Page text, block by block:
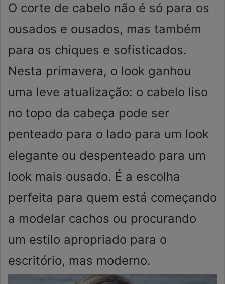
O corte de cabelo não é só para os
ousados ​​e ousados, mas também
para os chiques e sofisticados.
Nesta primavera, o look ganhou
uma leve atualização: o cabelo liso
no topo da cabeça pode ser
penteado para o lado para um look
elegante ou despenteado para um
look mais ousado. É a escolha
perfeita para quem está começando
a modelar cachos ou procurando
um estilo apropriado para o
escritório, mas moderno.